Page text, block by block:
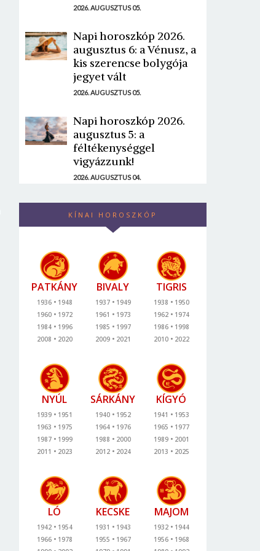
2026. AUGUSZTUS 05.
Napi horoszkóp 2026.
augusztus 6: a Vénusz, a
kis szerencse bolygója
jegyet vált
2026. AUGUSZTUS 05.
Napi horoszkóp 2026.
augusztus 5: a
féltékenységgel
vigyázzunk!
2026. AUGUSZTUS 04.
KÍNAI HOROSZKÓP
PATKÁNY
1936
1948
1960
1972
1984
1996
2008
2020
BIVALY
1937
1949
1961
1973
1985
1997
2009
2021
TIGRIS
1938
1950
1962
1974
1986
1998
2010
2022
NYÚL
1939
1951
1963
1975
1987
1999
2011
2023
SÁRKÁNY
1940
1952
1964
1976
1988
2000
2012
2024
KÍGYÓ
1941
1953
1965
1977
1989
2001
2013
2025
LÓ
1942
1954
1966
1978
KECSKE
1931
1943
1955
1967
MAJOM
1932
1944
1956
1968